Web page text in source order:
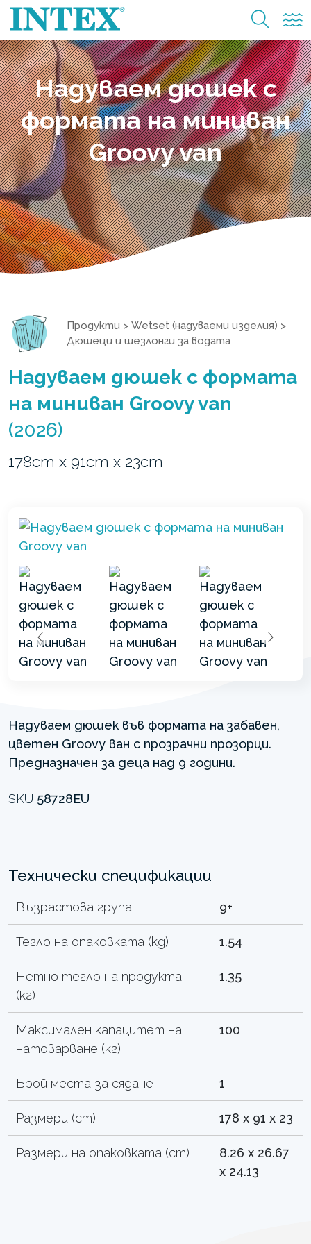
Надуваем дюшек с
формата на миниван
Groovy van
Продукти > Wetset (надуваеми изделия) >
Дюшеци и шезлонги за водата
Надуваем дюшек с формата
на миниван Groovy van
(2026)
178cm x 91cm x 23cm
Надуваем дюшек във формата на забавен,
цветен Groovy ван с прозрачни прозорци.
Предназначен за деца над 9 години.
SKU 58728EU
Технически спецификации
Възрастова група 9+
Тегло на опаковката (kg) 1.54
Нетно тегло на продукта
(кг)
1.35
Максимален капацитет на
натоварване (кг)
100
Брой места за сядане 1
Размери (cm) 178 x 91 x 23
Размери на опаковката (cm)
8.26 x 26.67
x 24.13